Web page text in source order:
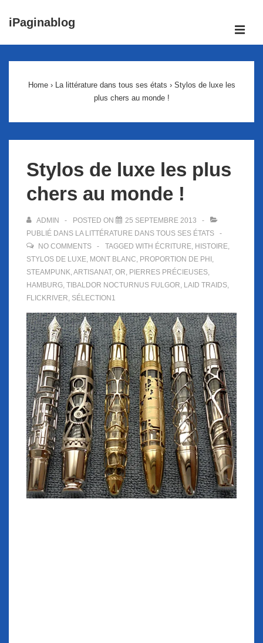
passer
iPaginablog
Home › La littérature dans tous ses états › Stylos de luxe les
plus chers au monde !
Stylos de luxe les plus
chers au monde !
ADMIN POSTED ON
25 SEPTEMBRE 2013
PUBLIÉ DANS LA LITTÉRATURE DANS TOUS SES ÉTATS
NO COMMENTS
TAGGED WITH ÉCRITURE, HISTOIRE,
STYLOS DE LUXE, MONT BLANC, PROPORTION DE PHI ,
STEAMPUNK,ARTISANAT, OR, PIERRES PRÉCIEUSES,
HAMBURG, TIBALDOR NOCTURNUS FULGOR, LAID TRAIDS,
FLICKRIVER, SÉLECTION1